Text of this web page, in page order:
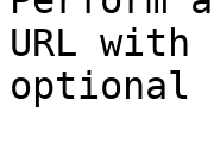
URL
optional